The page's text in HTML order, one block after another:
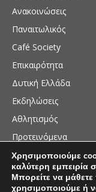
Ανακοινώσεις
Παναιτωλικός
Café Society
Επικαιρότητα
Δυτική Ελλάδα
Εκδηλώσεις
Αθλητισμός
Προτεινόμενα
©
Χρησιμοποιούμε
καλύτερη εμπειρία
Μπορείτε να
χρησιμοποιούμε ή